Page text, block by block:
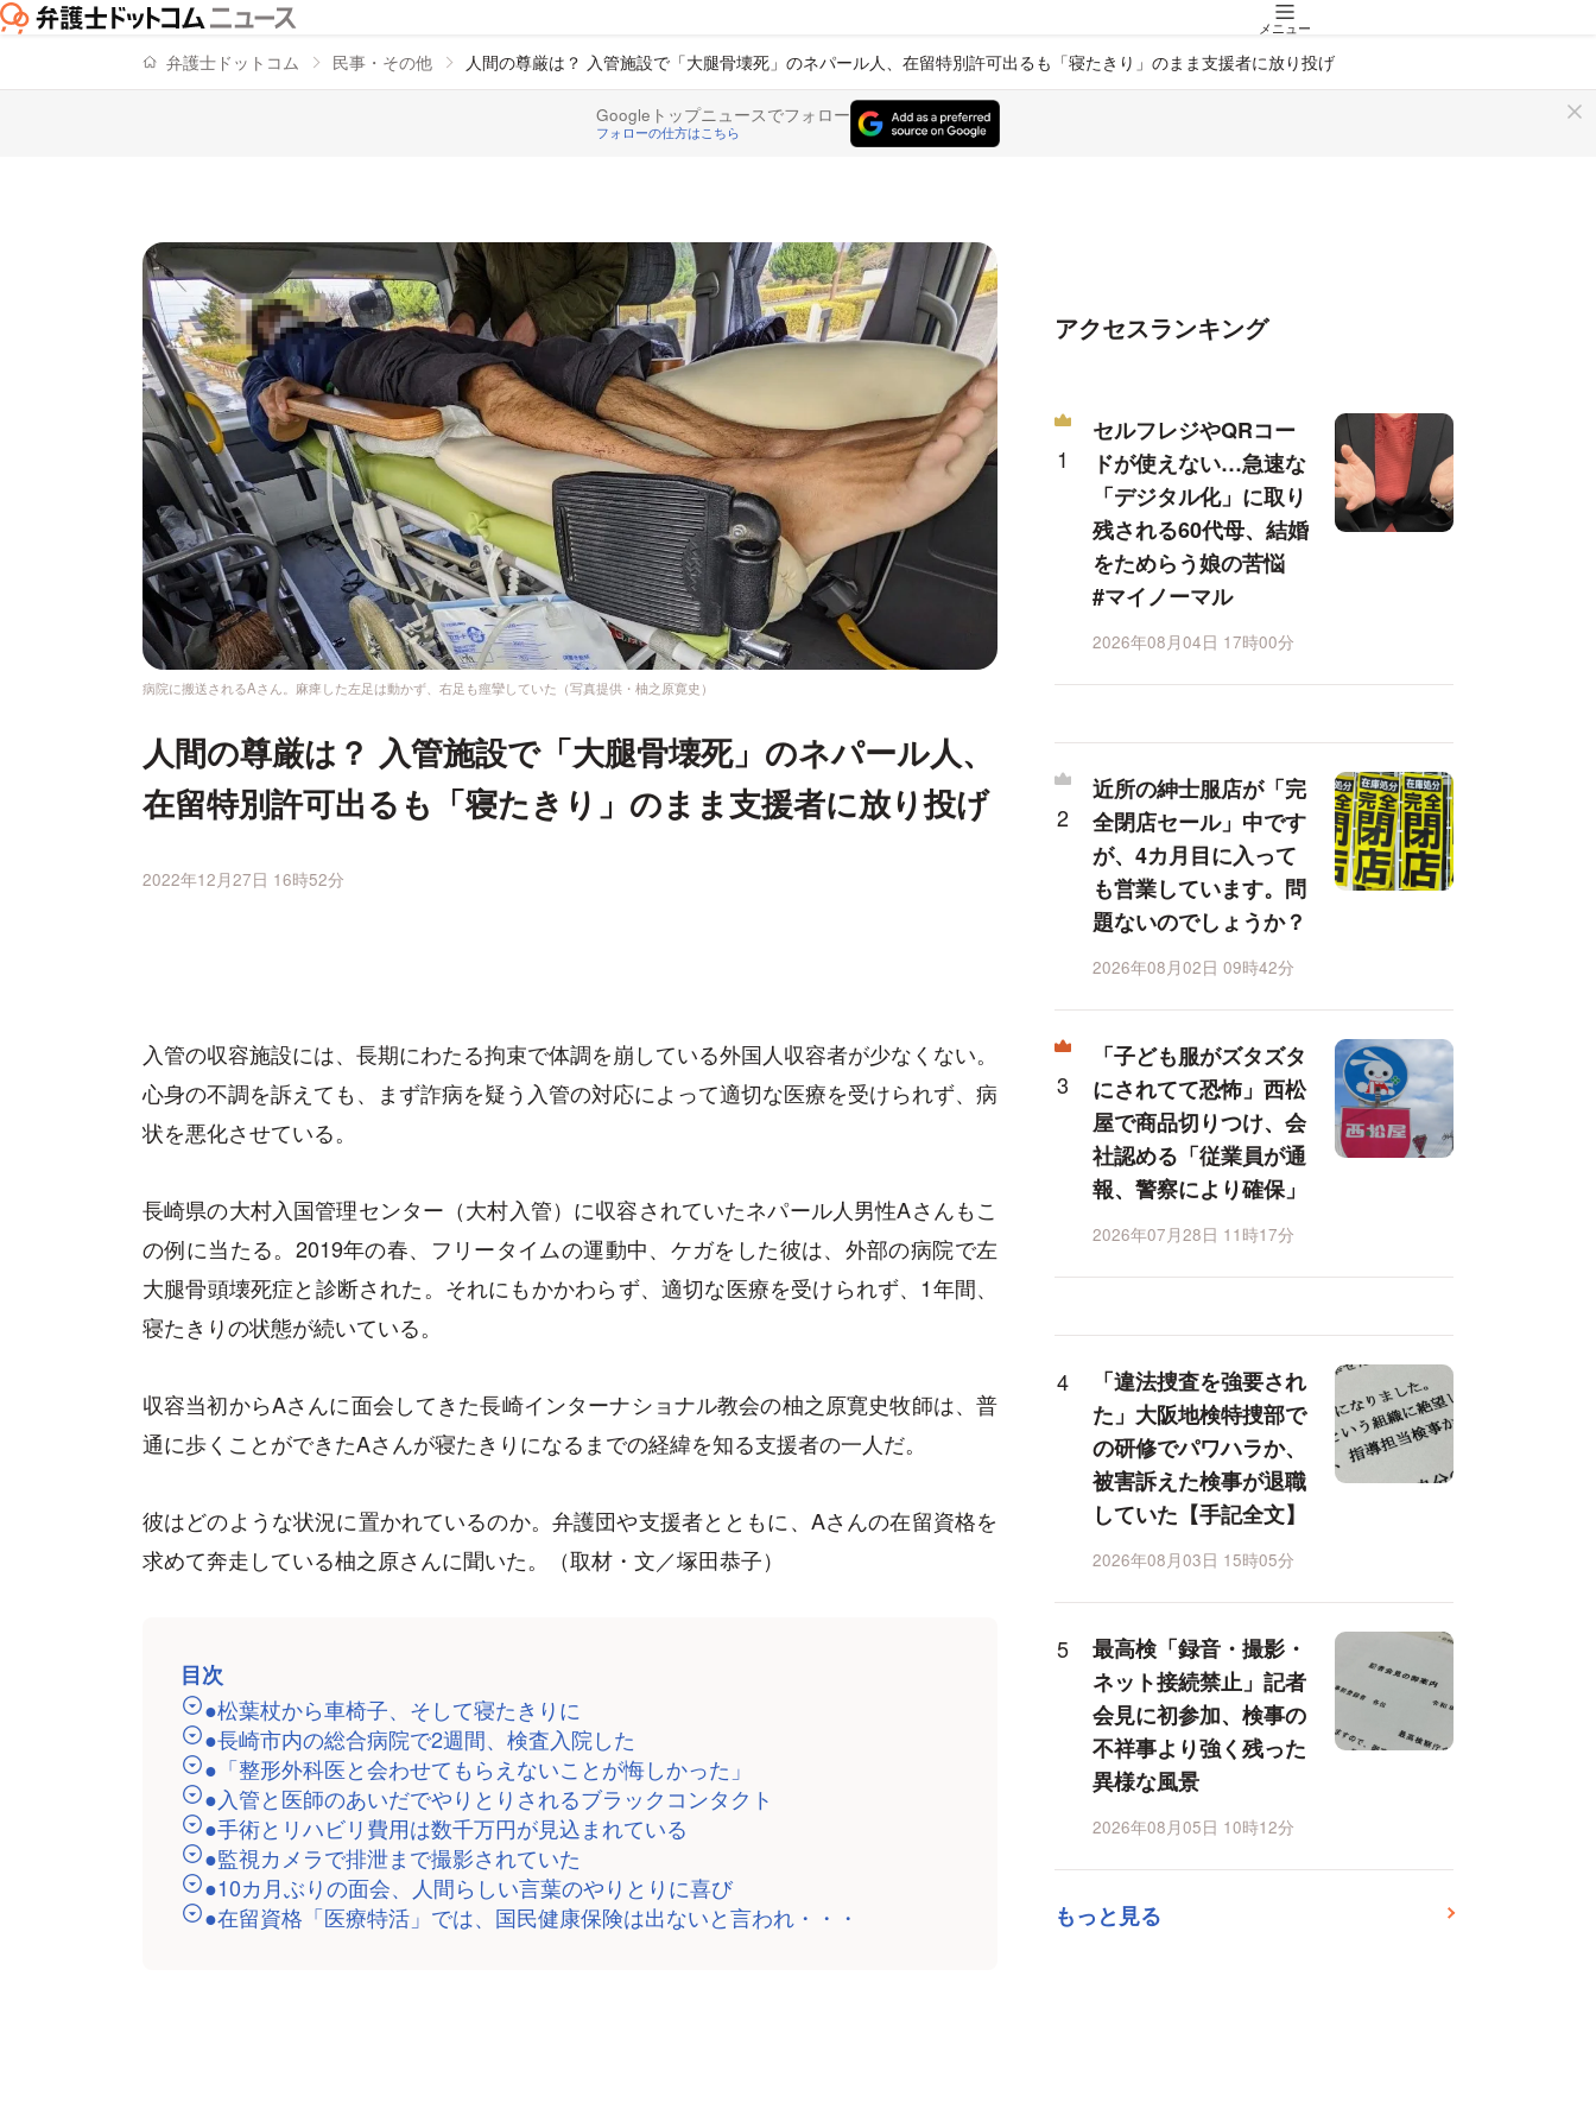
メニュー
弁護士ドットコム 民事・その他 人間の尊厳は？ 入管施設で「大腿骨壊死」のネパール人、在留特別許可出るも「寝たきり」のまま支援者に放り投げ
Googleトップニュースでフォロー
フォローの仕方はこちら
病院に搬送されるAさん。麻痺した左足は動かず、右足も痙攣していた（写真提供・柚之原寛史）
人間の尊厳は？ 入管施設で「大腿骨壊死」のネパール人、
在留特別許可出るも「寝たきり」のまま支援者に放り投げ
2022年12月27日 16時52分
入管の収容施設には、長期にわたる拘束で体調を崩している外国人収容者が少なくない。
心身の不調を訴えても、まず詐病を疑う入管の対応によって適切な医療を受けられず、病
状を悪化させている。
長崎県の大村入国管理センター（大村入管）に収容されていたネパール人男性Aさんもこ
の例に当たる。2019年の春、フリータイムの運動中、ケガをした彼は、外部の病院で左
大腿骨頭壊死症と診断された。それにもかかわらず、適切な医療を受けられず、1年間、
寝たきりの状態が続いている。
収容当初からAさんに面会してきた長崎インターナショナル教会の柚之原寛史牧師は、普
通に歩くことができたAさんが寝たきりになるまでの経緯を知る支援者の一人だ。
彼はどのような状況に置かれているのか。弁護団や支援者とともに、Aさんの在留資格を
求めて奔走している柚之原さんに聞いた。（取材・文／塚田恭子）
目次
●松葉杖から車椅子、そして寝たきりに
●長崎市内の総合病院で2週間、検査入院した
●「整形外科医と会わせてもらえないことが悔しかった」
●入管と医師のあいだでやりとりされるブラックコンタクト
●手術とリハビリ費用は数千万円が見込まれている
●監視カメラで排泄まで撮影されていた
●10カ月ぶりの面会、人間らしい言葉のやりとりに喜び
●在留資格「医療特活」では、国民健康保険は出ないと言われ・・・
アクセスランキング
セルフレジやQRコー
ドが使えない…急速な
「デジタル化」に取り
残される60代母、結婚
をためらう娘の苦悩
#マイノーマル
2026年08月04日 17時00分
近所の紳士服店が「完
全閉店セール」中です
が、4カ月目に入って
も営業しています。問
題ないのでしょうか？
2026年08月02日 09時42分
「子ども服がズタズタ
にされてて恐怖」西松
屋で商品切りつけ、会
社認める「従業員が通
報、警察により確保」
2026年07月28日 11時17分
「違法捜査を強要され
た」大阪地検特捜部で
の研修でパワハラか、
被害訴えた検事が退職
していた【手記全文】
2026年08月03日 15時05分
最高検「録音・撮影・
ネット接続禁止」記者
会見に初参加、検事の
不祥事より強く残った
異様な風景
2026年08月05日 10時12分
もっと見る